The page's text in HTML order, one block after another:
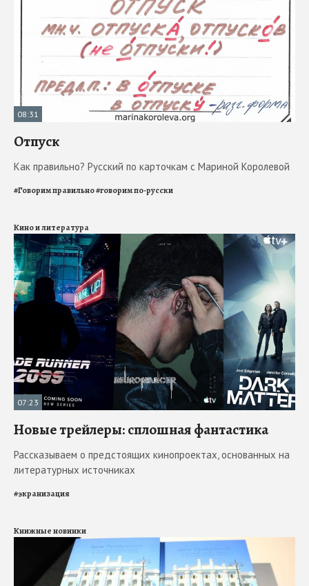
08:31
Отпуск
Как правильно? Русский по карточкам с Мариной Королевой
#Говорим правильно#говорим по-русски
Кино и литература
07:23
Новые трейлеры: сплошная фантастика
Рассказываем о предстоящих кинопроектах, основанных на
литературных источниках
#экранизация
Книжные новинки